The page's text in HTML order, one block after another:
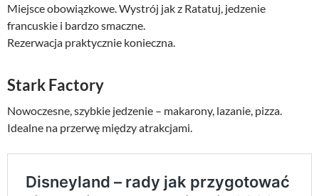
Miejsce obowiązkowe. Wystrój jak z Ratatuj, jedzenie
francuskie i bardzo smaczne.
Rezerwacja praktycznie konieczna.
Stark Factory
Nowoczesne, szybkie jedzenie – makarony, lazanie, pizza.
Idealne na przerwę między atrakcjami.